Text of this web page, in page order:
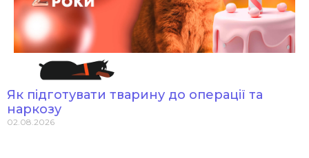
Нам 2
роки!
Як підготувати тварину до операції та
наркозу
02.08.2026